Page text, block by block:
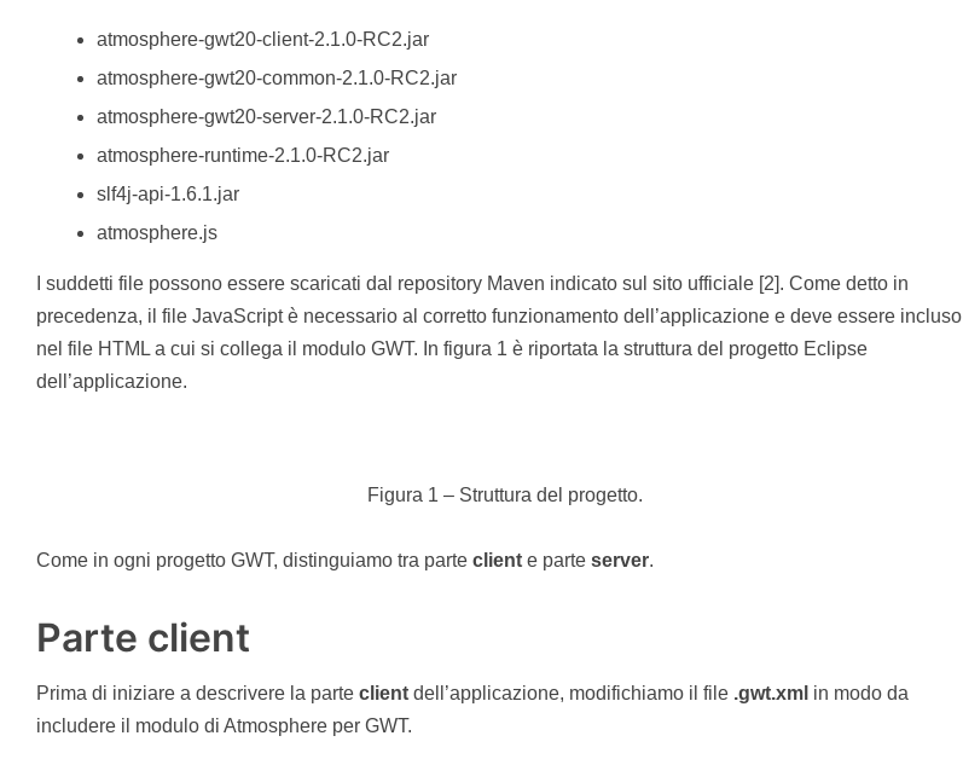
atmosphere-gwt20-client-2.1.0-RC2.jar
atmosphere-gwt20-common-2.1.0-RC2.jar
atmosphere-gwt20-server-2.1.0-RC2.jar
atmosphere-runtime-2.1.0-RC2.jar
slf4j-api-1.6.1.jar
atmosphere.js
I suddetti file possono essere scaricati dal repository Maven indicato sul sito ufficiale [2]. Come detto in
precedenza, il file JavaScript è necessario al corretto funzionamento dell’applicazione e deve essere incluso
nel file HTML a cui si collega il modulo GWT. In figura 1 è riportata la struttura del progetto Eclipse
dell’applicazione.
Figura 1 – Struttura del progetto.
Come in ogni progetto GWT, distinguiamo tra parte client e parte server.
Parte client
Prima di iniziare a descrivere la parte client dell’applicazione, modifichiamo il file .gwt.xml in modo da
includere il modulo di Atmosphere per GWT.